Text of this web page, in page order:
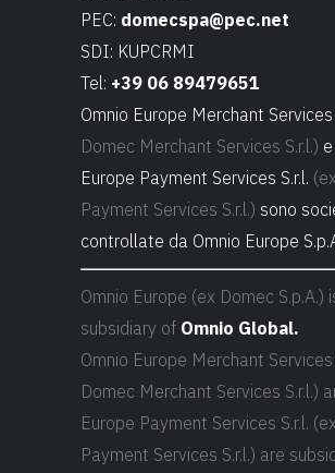
PEC: domecspa@pec.net
SDI: KUPCRMI
Tel: +39 06 89479651
Omnio Europe Merchant Services
Domec Merchant Services S.r.l.)
Europe Payment Services S.r.l.
Payment Services S.r.l.) sono
controllate da Omnio Europe
Omnio Europe (ex Domec S.p.A.)
subsidiary of Omnio Global.
Omnio Europe Merchant Services
Domec Merchant Services S.r.l.)
Europe Payment Services S.r.l.
Payment Services S.r.l.) are